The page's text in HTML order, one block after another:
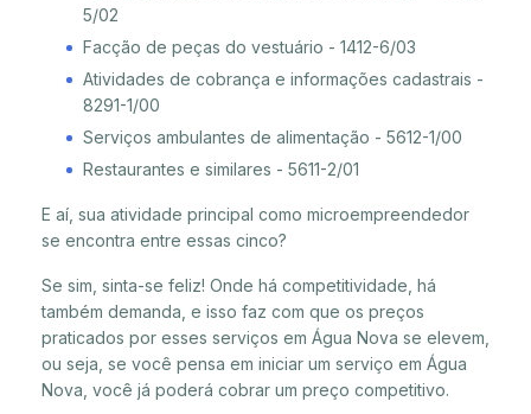
5/02
Facção de peças do vestuário - 1412-6/03
Atividades de cobrança e informações cadastrais -
8291-1/00
Serviços ambulantes de alimentação - 5612-1/00
Restaurantes e similares - 5611-2/01
E aí, sua atividade principal como microempreendedor
se encontra entre essas cinco?
Se sim, sinta-se feliz! Onde há competitividade, há
também demanda, e isso faz com que os preços
praticados por esses serviços em Água Nova se elevem,
ou seja, se você pensa em iniciar um serviço em Água
Nova, você já poderá cobrar um preço competitivo.